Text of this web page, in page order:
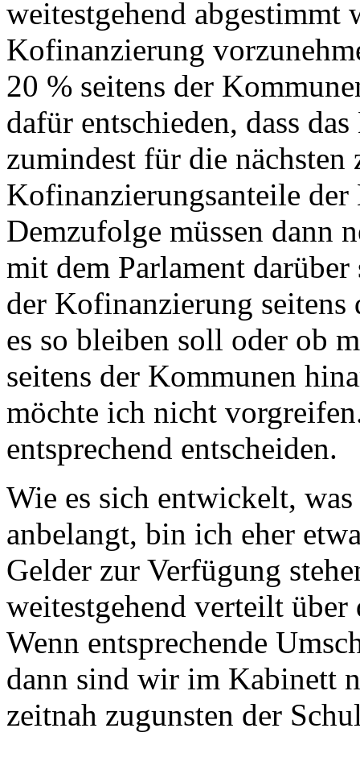
weitestgehend abgestimmt
Kofinanzierung
20 % seitens der
dafür entschieden, dass
zumindest für die nächsten
Kofinanzierungsanteile
Demzufolge müssen dann
mit dem Parlament
der Kofinanzierung seitens
es so bleiben soll oder ob
seitens der Kommunen
möchte ich nicht
entsprechend entscheiden.
Wie es sich entwickelt,
anbelangt, bin ich eher
Gelder zur Verfügung
weitestgehend verteilt
Wenn entsprechende
dann sind wir im Kabinett
zeitnah zugunsten der